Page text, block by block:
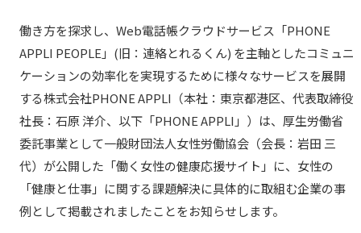
働き方を探求し、Web電話帳クラウドサービス「PHONE
APPLI PEOPLE」(旧：連絡とれるくん) を主軸としたコミュニ
ケーションの効率化を実現するために様々なサービスを展開
する株式会社PHONE APPLI（本社：東京都港区、代表取締役
社長：石原 洋介、以下「PHONE APPLI」）は、厚生労働省
委託事業として一般財団法人女性労働協会（会長：岩田 三
代）が公開した「働く女性の健康応援サイト」に、女性の
「健康と仕事」に関する課題解決に具体的に取組む企業の事
例として掲載されましたことをお知らせします。